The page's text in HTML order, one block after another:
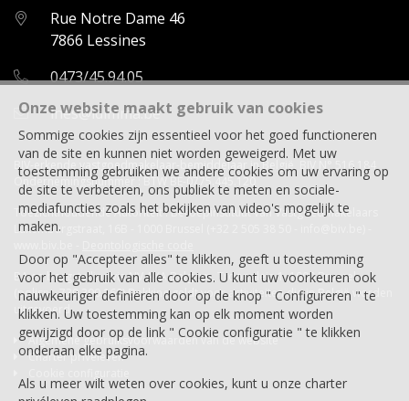
Onze website maakt gebruik van cookies
Sommige cookies zijn essentieel voor het goed functioneren
van de site en kunnen niet worden geweigerd. Met uw
toestemming gebruiken we andere cookies om uw ervaring op
de site te verbeteren, ons publiek te meten en sociale-
mediafuncties zoals het bekijken van video's mogelijk te
maken.
Door op "Accepteer alles" te klikken, geeft u toestemming
voor het gebruik van alle cookies. U kunt uw voorkeuren ook
nauwkeuriger definiëren door op de knop " Configureren " te
klikken. Uw toestemming kan op elk moment worden
gewijzigd door op de link " Cookie configuratie " te klikken
onderaan elke pagina.
Als u meer wilt weten over cookies, kunt u onze charter
Rue Notre Dame 46
7866 Lessines
0473/45.94.05
ines@idimma.be
BIV-erkende vastgoedmakelaar-bemiddelaar in België, BIV N° 516 184
Ondernemingsnummer : BTW BE-0775.445.120
Toezichthoudende Autoriteit : Beroepinstituut van Vastgoedmakelaars
Luxemburgstraat, 16B - 1000 Brussel (+32 2 505 38 50 - info@biv.be) -
BA en borgstelling via NV AXA Belgium, Troonplein 1, 1000 Brussel
(polisnr. 730.390.160) Dekking geldt voor activiteiten die in België worden
uitgevoerd
Algemene gebruiksvoorwaarden van de website
Charter privéleven